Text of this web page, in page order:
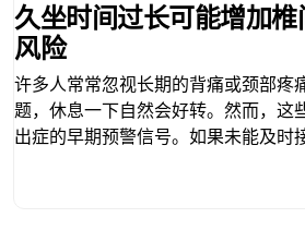
久坐时间过长可能增加
风险
许多人常常忽视长期的背痛或颈部疼
题，休息一下自然会好转。然而，这
出症的早期预警信号。如果未能及时